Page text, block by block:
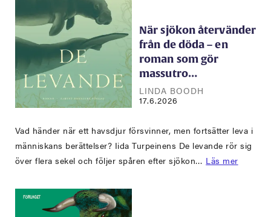
När sjökon återvänder
från de döda – en
roman som gör
massutro…
LINDA BOODH
17.6.2026
Vad händer när ett havsdjur försvinner, men fortsätter leva i
människans berättelser? Iida Turpeinens De levande rör sig
över flera sekel och följer spåren efter sjökon… Läs mer